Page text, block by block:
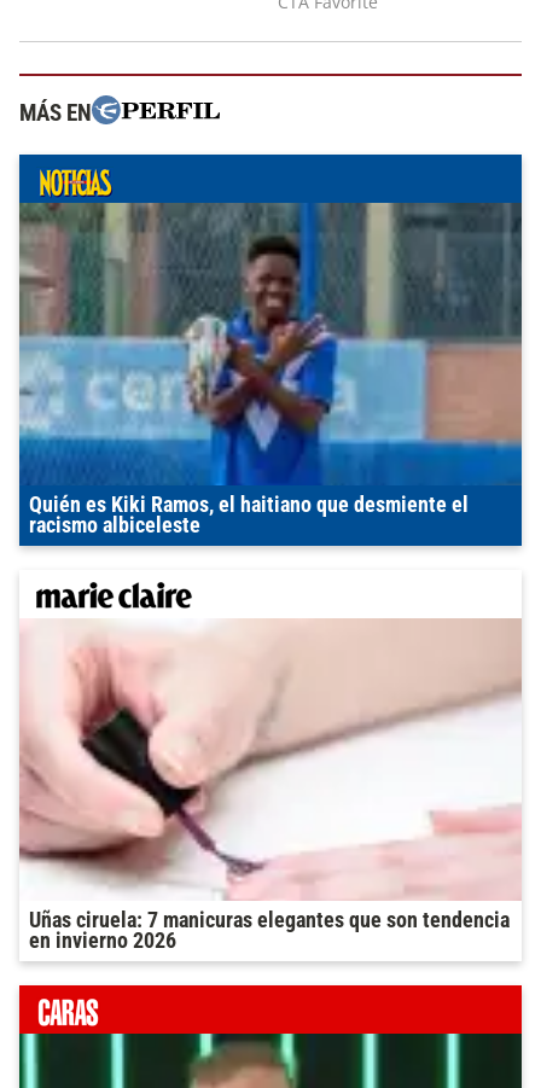
MÁS EN
Quién es Kiki Ramos, el haitiano que desmiente el
racismo albiceleste
Uñas ciruela: 7 manicuras elegantes que son tendencia
en invierno 2026